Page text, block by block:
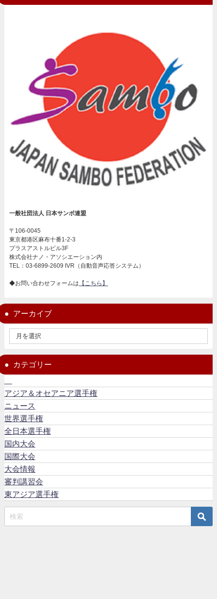
一般社団法人 日本サンボ連盟
〒106-0045
東京都港区麻布十番1-2-3
プラスアストルビル3F
株式会社ナノ・アソシエーション内
TEL：03-6899-2609 IVR（自動音声応答システム）
◆お問い合わせフォームは 【こちら】
アーカイブ
カテゴリー
アジア＆オセアニア選手権
ニュース
世界選手権
全日本選手権
国内大会
国際大会
大会情報
審判講習会
東アジア選手権